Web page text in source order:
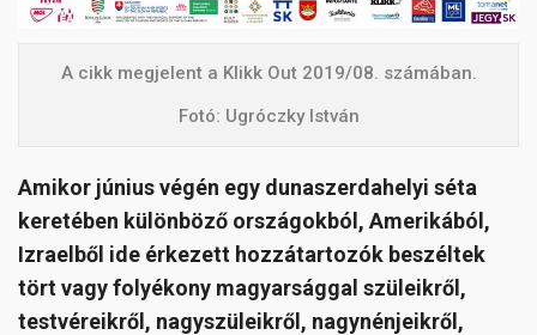
A cikk megjelent a Klikk Out 2019/08. számában.
Fotó: Ugróczky István
Amikor június végén egy dunaszerdahelyi séta
keretében különböző országokból, Amerikából,
Izraelből ide érkezett hozzátartozók beszéltek
tört vagy folyékony magyarsággal szüleikről,
testvéreikről, nagyszüleikről, nagynénjeikről,